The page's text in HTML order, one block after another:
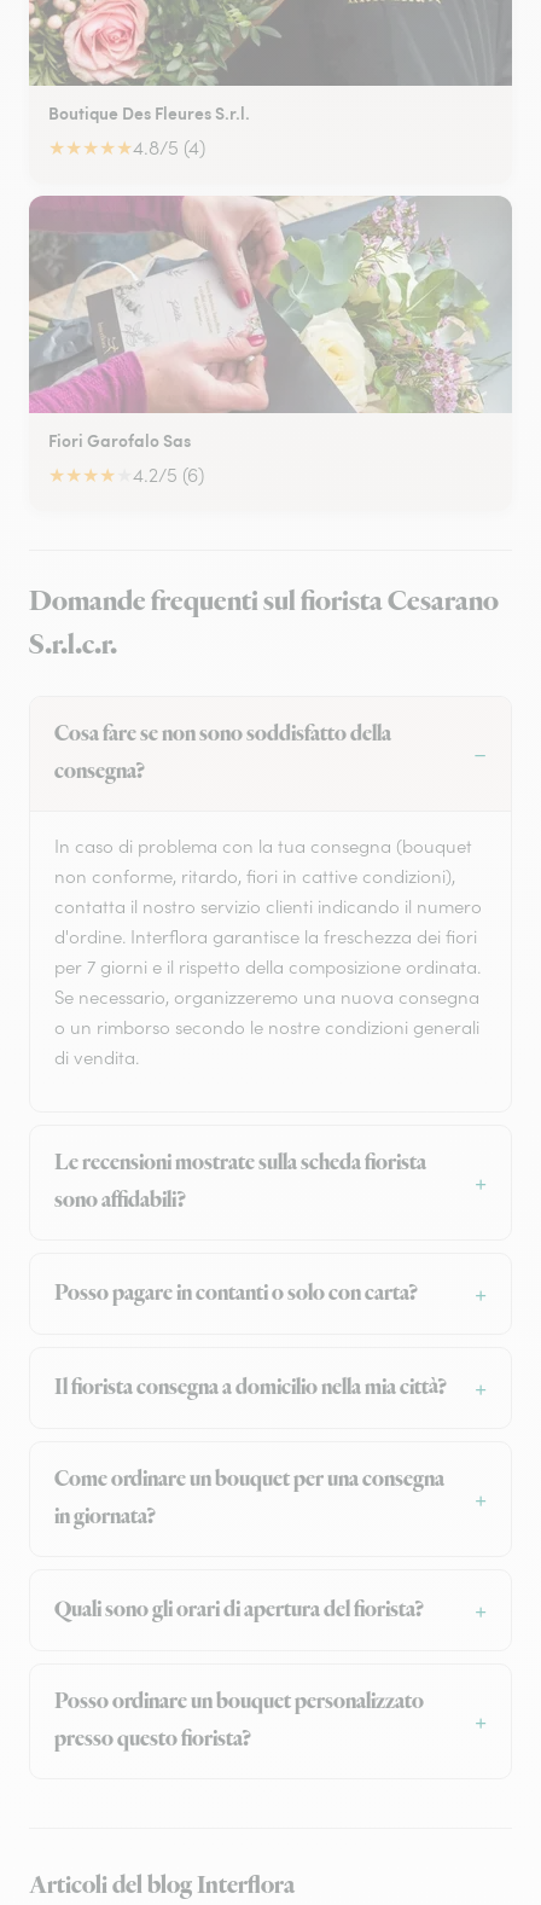
Boutique Des Fleures S.r.l.
★★★★★4.8/5 (4)
Fiori Garofalo Sas
★★★★ 4.2/5 (6)
Domande frequenti sul fiorista Cesarano
S.r.l.c.r.
Cosa fare se non sono soddisfatto della
consegna?
In caso di problema con la tua consegna (bouquet
non conforme, ritardo, fiori in cattive condizioni),
contatta il nostro servizio clienti indicando il numero
d'ordine. Interflora garantisce la freschezza dei fiori
per 7 giorni e il rispetto della composizione ordinata.
Se necessario, organizzeremo una nuova consegna
o un rimborso secondo le nostre condizioni generali
di vendita.
Le recensioni mostrate sulla scheda fiorista
sono affidabili?
Posso pagare in contanti o solo con carta?
Il fiorista consegna a domicilio nella mia città?
Come ordinare un bouquet per una consegna
in giornata?
Quali sono gli orari di apertura del fiorista?
Posso ordinare un bouquet personalizzato
presso questo fiorista?
Articoli del blog Interflora